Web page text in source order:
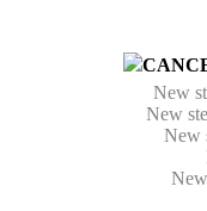
New
New
New